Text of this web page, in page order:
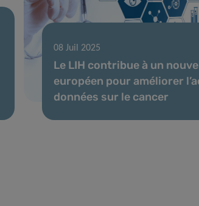
08 Juil 2025
Le LIH contribue à un
européen pour améliorer
données sur le cancer